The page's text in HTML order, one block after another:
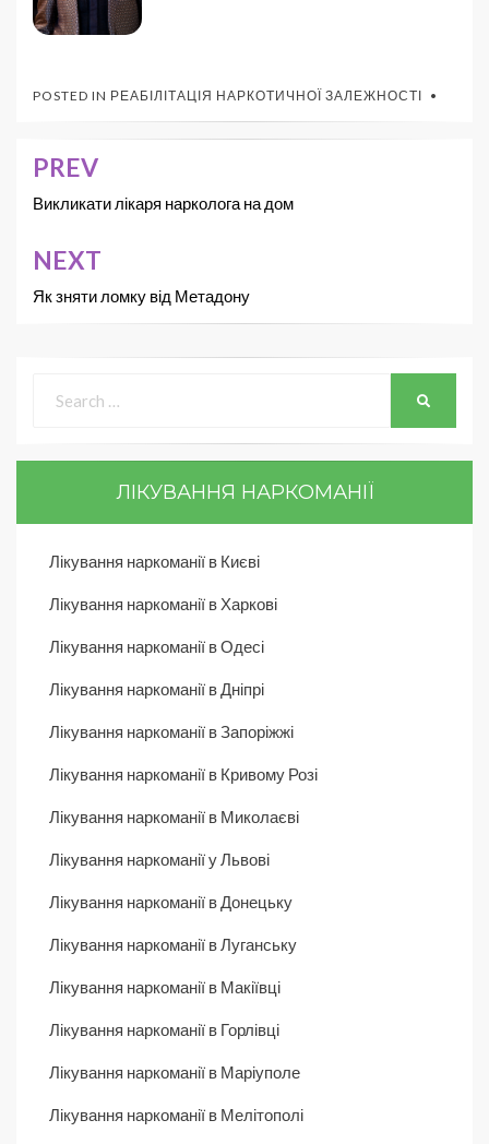
POSTED IN РЕАБІЛІТАЦІЯ НАРКОТИЧНОЇ ЗАЛЕЖНОСТІ
PREV
Викликати лікаря нарколога на дом
NEXT
Як зняти ломку від Метадону
ЛІКУВАННЯ НАРКОМАНІЇ
Лікування наркоманії в Києві
Лікування наркоманії в Харкові
Лікування наркоманії в Одесі
Лікування наркоманії в Дніпрі
Лікування наркоманії в Запоріжжі
Лікування наркоманії в Кривому Розі
Лікування наркоманії в Миколаєві
Лікування наркоманії у Львові
Лікування наркоманії в Донецьку
Лікування наркоманії в Луганську
Лікування наркоманії в Макіївці
Лікування наркоманії в Горлівці
Лікування наркоманії в Маріуполе
Лікування наркоманії в Мелітополі